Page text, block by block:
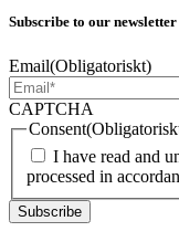
Subscribe to our newsletter
Email(Obligatoriskt)
CAPTCHA
Consent
I have read and
processed in
Subscribe